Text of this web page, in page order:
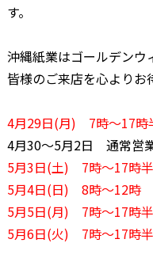
す。
沖縄紙業はゴールデンウ
皆様のご来店を心よりお
4月29日(月) 7時～17時
4月30～5月2日 通常営
5月3日(土) 7時～17時半
5月4日(日) 8時～12時
5月5日(月) 7時～17時半
5月6日(火) 7時～17時半